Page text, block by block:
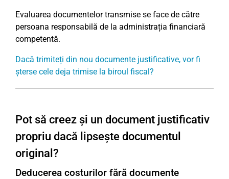
Evaluarea documentelor transmise se face de către
persoana responsabilă de la administrația financiară
competentă.
Dacă trimiteți din nou documente justificative, vor fi
șterse cele deja trimise la biroul fiscal?
Pot să creez și un document justificativ
propriu dacă lipsește documentul
original?
Deducerea costurilor fără documente